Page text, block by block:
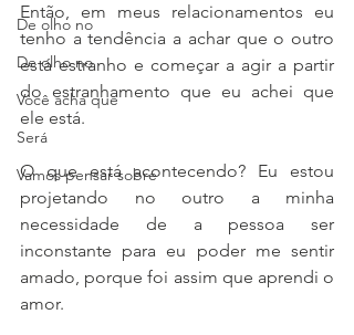
De olho no
De olho no
Você acha que
Será
Vamos pensar sobre
Então, em meus relacionamentos eu
tenho a tendência a achar que o outro
está estranho e começar a agir a partir
do estranhamento que eu achei que
ele está.
O que está acontecendo? Eu estou
projetando no outro a minha
necessidade de a pessoa ser
inconstante para eu poder me sentir
amado, porque foi assim que aprendi o
amor.